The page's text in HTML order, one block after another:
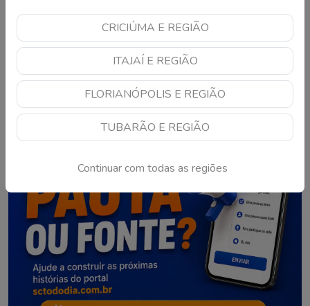
CRICIÚMA E REGIÃO
ITAJAÍ E REGIÃO
FLORIANÓPOLIS E REGIÃO
TUBARÃO E REGIÃO
Continuar com todas as regiões
1 2 3